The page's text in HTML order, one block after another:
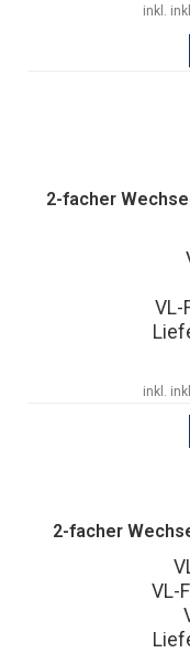
inkl.
2-facher
VL-
inkl.
2-facher
VL-